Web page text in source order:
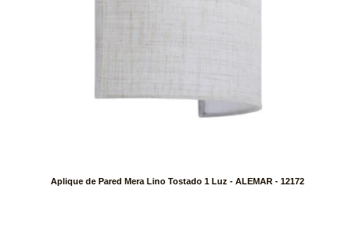
Aplique de Pared Mera Lino Tostado 1 Luz - ALEMAR - 12172